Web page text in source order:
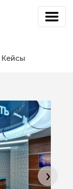
Кейсы
›